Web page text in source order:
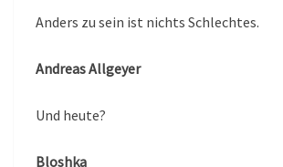
Anders zu sein ist nichts Schlechtes.
Andreas Allgeyer
Und heute?
Bloshka